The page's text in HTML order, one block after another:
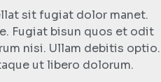
sit fugiat dolor manet.
Fugiat bisun quos et odit
nisi. Ullam debitis optio.
ut libero dolorum.